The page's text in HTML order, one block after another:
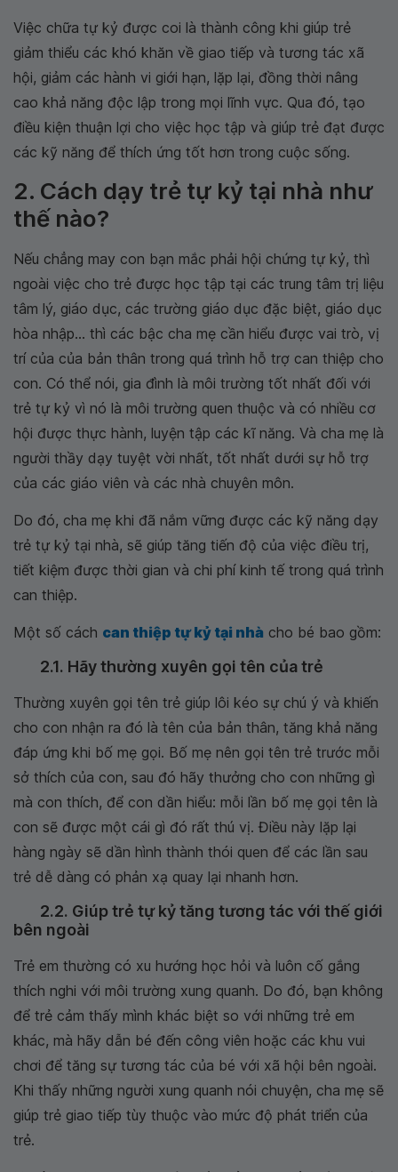
Việc chữa tự kỷ được coi là thành công khi giúp trẻ
giảm thiểu các khó khăn về giao tiếp và tương tác xã
hội, giảm các hành vi giới hạn, lặp lại, đồng thời nâng
cao khả năng độc lập trong mọi lĩnh vực. Qua đó, tạo
điều kiện thuận lợi cho việc học tập và giúp trẻ đạt được
các kỹ năng để thích ứng tốt hơn trong cuộc sống.
2. Cách dạy trẻ tự kỷ tại nhà như
thế nào?
Nếu chẳng may con bạn mắc phải hội chứng tự kỷ, thì
ngoài việc cho trẻ được học tập tại các trung tâm trị liệu
tâm lý, giáo dục, các trường giáo dục đặc biệt, giáo dục
hòa nhập... thì các bậc cha mẹ cần hiểu được vai trò, vị
trí của của bản thân trong quá trình hỗ trợ can thiệp cho
con. Có thể nói, gia đình là môi trường tốt nhất đối với
trẻ tự kỷ vì nó là môi trường quen thuộc và có nhiều cơ
hội được thực hành, luyện tập các kĩ năng. Và cha mẹ là
người thầy dạy tuyệt vời nhất, tốt nhất dưới sự hỗ trợ
của các giáo viên và các nhà chuyên môn.
Do đó, cha mẹ khi đã nắm vững được các kỹ năng dạy
trẻ tự kỷ tại nhà, sẽ giúp tăng tiến độ của việc điều trị,
tiết kiệm được thời gian và chi phí kinh tế trong quá trình
can thiệp.
Một số cách can thiệp tự kỷ tại nhà cho bé bao gồm:
2.1. Hãy thường xuyên gọi tên của trẻ
Thường xuyên gọi tên trẻ giúp lôi kéo sự chú ý và khiến
cho con nhận ra đó là tên của bản thân, tăng khả năng
đáp ứng khi bố mẹ gọi. Bố mẹ nên gọi tên trẻ trước mỗi
sở thích của con, sau đó hãy thưởng cho con những gì
mà con thích, để con dần hiểu: mỗi lần bố mẹ gọi tên là
con sẽ được một cái gì đó rất thú vị. Điều này lặp lại
hàng ngày sẽ dần hình thành thói quen để các lần sau
trẻ dễ dàng có phản xạ quay lại nhanh hơn.
2.2. Giúp trẻ tự kỷ tăng tương tác với thế giới
bên ngoài
Trẻ em thường có xu hướng học hỏi và luôn cố gắng
thích nghi với môi trường xung quanh. Do đó, bạn không
để trẻ cảm thấy mình khác biệt so với những trẻ em
khác, mà hãy dẫn bé đến công viên hoặc các khu vui
chơi để tăng sự tương tác của bé với xã hội bên ngoài.
Khi thấy những người xung quanh nói chuyện, cha mẹ sẽ
giúp trẻ giao tiếp tùy thuộc vào mức độ phát triển của
trẻ.